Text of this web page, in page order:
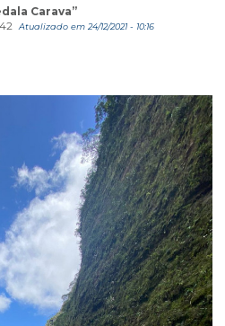
Carava”
Atualizado em 24/12/2021 - 10:16